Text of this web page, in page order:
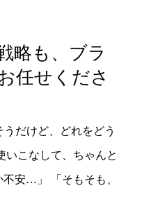
略も、ブラ
任せくださ
うだけど、どれをどう
こなして、ちゃんと
安…」 「そもそも、